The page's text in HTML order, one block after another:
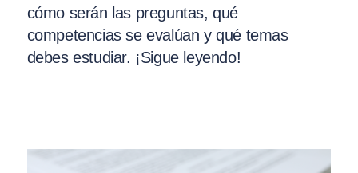
cómo serán las preguntas, qué
competencias se evalúan y qué temas
debes estudiar. ¡Sigue leyendo!